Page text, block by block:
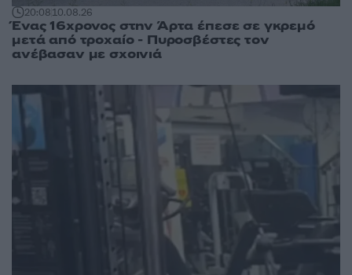
20:0810.08.26
Ένας 16χρονος στην Άρτα έπεσε σε γκρεμό
μετά από τροχαίο - Πυροσβέστες τον
ανέβασαν με σχοινιά